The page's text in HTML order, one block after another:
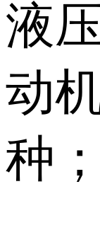
液
动
种；